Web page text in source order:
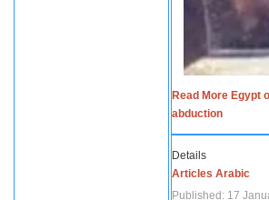
Read More Egypt
abduction
Details
Articles Arabic
Published: 17